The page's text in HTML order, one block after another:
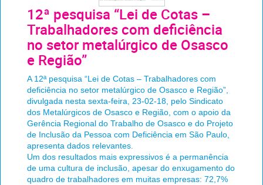
12ª pesquisa “Lei de Cotas –
Trabalhadores com deficiência
no setor metalúrgico de Osasco
e Região”
A 12ª pesquisa “Lei de Cotas – Trabalhadores com
deficiência no setor metalúrgico de Osasco e Região”,
divulgada nesta sexta-feira, 23-02-18, pelo Sindicato
dos Metalúrgicos de Osasco e Região, com o apoio da
Gerência Regional do Trabalho de Osasco e do Projeto
de Inclusão da Pessoa com Deficiência em São Paulo,
apresenta dados relevantes.
Um dos resultados mais expressivos é a permanência
de uma cultura de inclusão, apesar do enxugamento do
quadro de trabalhadores em muitas empresas: 72,7%